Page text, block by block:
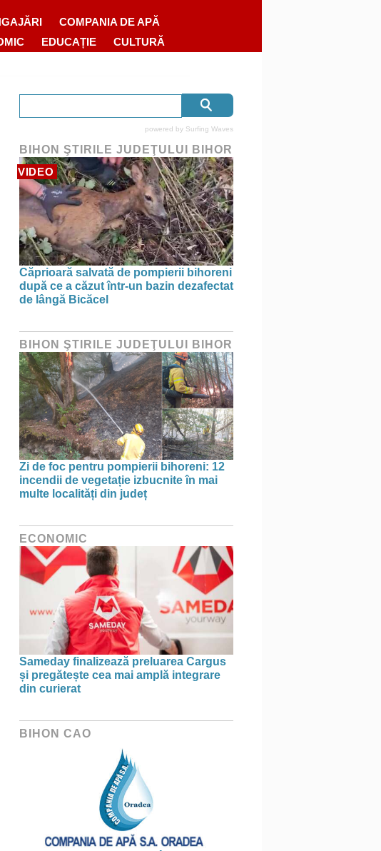
COMPANIA DE APĂ
EDUCAȚIE CULTURĂ
powered by Surfing Waves
BIHON ŞTIRILE JUDEŢULUI BIHOR
VIDEO
Căprioară salvată de pompierii bihoreni
după ce a căzut într-un bazin dezafectat
de lângă Bicăcel
BIHON ŞTIRILE JUDEŢULUI BIHOR
Zi de foc pentru pompierii bihoreni: 12
incendii de vegetație izbucnite în mai
multe localități din județ
ECONOMIC
Sameday finalizează preluarea Cargus
și pregătește cea mai amplă integrare
din curierat
BIHON CAO